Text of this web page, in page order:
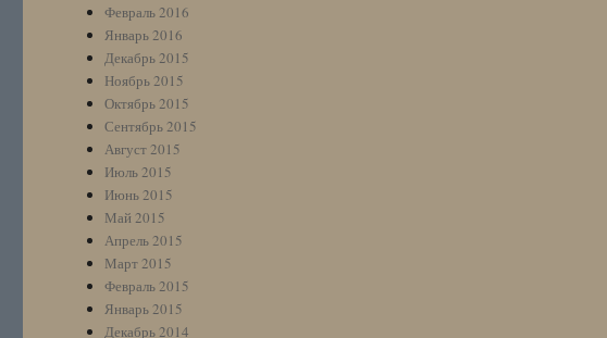
Февраль 2016
Январь 2016
Декабрь 2015
Ноябрь 2015
Октябрь 2015
Сентябрь 2015
Август 2015
Июль 2015
Июнь 2015
Май 2015
Апрель 2015
Март 2015
Февраль 2015
Январь 2015
Декабрь 2014